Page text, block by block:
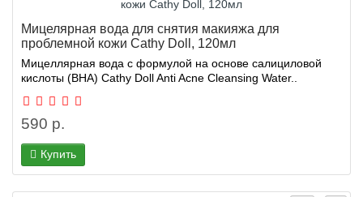
Мицелярная вода для снятия макияжа для
проблемной кожи Cathy Doll, 120мл
Мицеллярная вода с формулой на основе салициловой
кислоты (BHA) Cathy Doll Anti Acne Cleansing Water..
590 р.
Купить